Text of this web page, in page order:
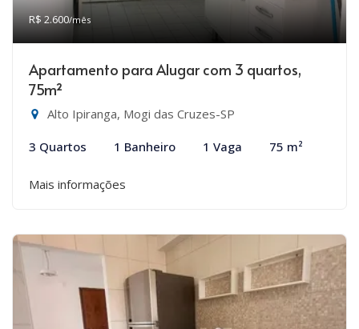
R$ 2.600/mês
Apartamento para Alugar com 3 quartos,
75m²
Alto Ipiranga, Mogi das Cruzes-SP
3 Quartos 1 Banheiro 1 Vaga 75 m²
Mais informações